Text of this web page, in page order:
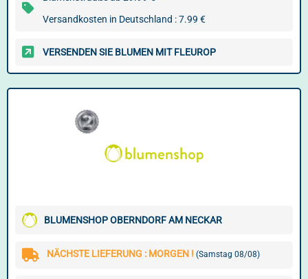
Versandkosten in Deutschland : 7.99 €
VERSENDEN SIE BLUMEN MIT FLEUROP
BLUMENSHOP OBERNDORF AM NECKAR
NÄCHSTE LIEFERUNG : MORGEN ! (Samstag 08/08)